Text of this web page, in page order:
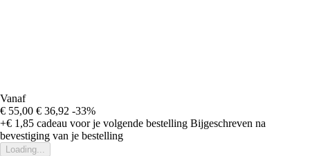
Vanaf
€ 55,00 € 36,92 -33%
+€ 1,85 cadeau voor je volgende bestelling Bijgeschreven na
bevestiging van je bestelling
Loading...